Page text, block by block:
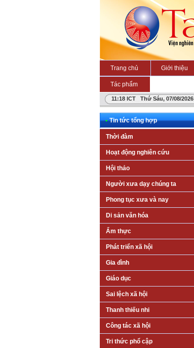
Trang chủ Giới thiệu
Tác phẩm
11:18 ICT Thứ Sáu, 07/08/2026
• Tin tức tổng hợp
Thời đàm
Hoạt động nghiên cứu
Hội thảo
Người xưa dạy chúng ta
Phong tục xưa và nay
Di sản văn hóa
Ẩm thực
Phát triển xã hội
Gia đình
Giáo dục
Sai lệch xã hội
Thanh thiếu nhi
Công tác xã hội
Tri thức phổ cập